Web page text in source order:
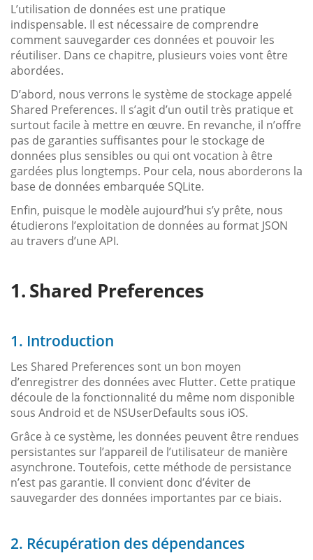
L’utilisation de données est une pratique
indispensable. Il est nécessaire de comprendre
comment sauvegarder ces données et pouvoir les
réutiliser. Dans ce chapitre, plusieurs voies vont être
abordées.
D’abord, nous verrons le système de stockage appelé
Shared Preferences. Il s’agit d’un outil très pratique et
surtout facile à mettre en œuvre. En revanche, il n’offre
pas de garanties suffisantes pour le stockage de
données plus sensibles ou qui ont vocation à être
gardées plus longtemps. Pour cela, nous aborderons la
base de données embarquée SQLite.
Enfin, puisque le modèle aujourd’hui s’y prête, nous
étudierons l’exploitation de données au format JSON
au travers d’une API.
Shared Preferences
1. Introduction
Les Shared Preferences sont un bon moyen
d’enregistrer des données avec Flutter. Cette pratique
découle de la fonctionnalité du même nom disponible
sous Android et de NSUserDefaults sous iOS.
Grâce à ce système, les données peuvent être rendues
persistantes sur l’appareil de l’utilisateur de manière
asynchrone. Toutefois, cette méthode de persistance
n’est pas garantie. Il convient donc d’éviter de
sauvegarder des données importantes par ce biais.
2. Récupération des dépendances